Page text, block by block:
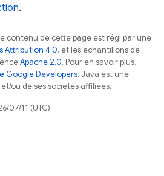
.
contenu de cette page est régi par une
Attribution 4.0, et les échantillons de
Apache 2.0. Pour en savoir plus,
Google Developers. Java est une
ou de ses sociétés affiliées.
07/11 (UTC).